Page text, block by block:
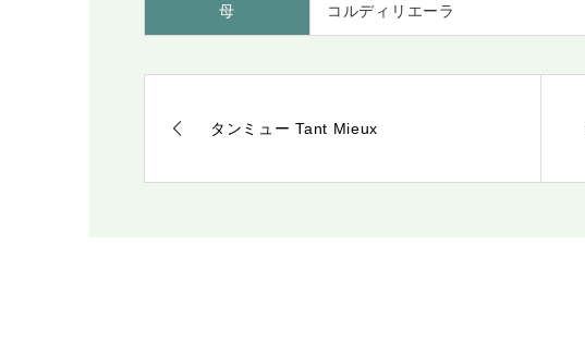
母 コルディリエーラ
タンミュー Tant Mieux